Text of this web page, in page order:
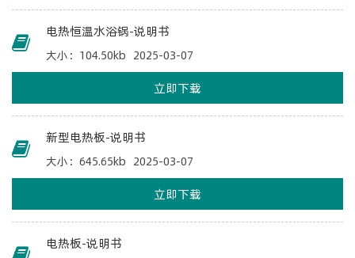
电热恒温水浴锅-说明书
大小：104.50kb 2025-03-07
立即下载
新型电热板-说明书
大小：645.65kb 2025-03-07
立即下载
电热板-说明书